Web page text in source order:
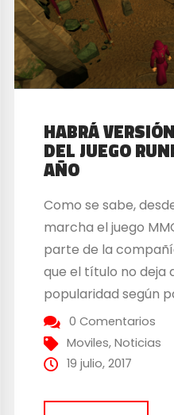
HABRÁ
DEL JUEGO
AÑO
Como se sabe,
marcha el juego
parte de la
que el título no deja
popularidad según
es así que se va a
móviles del juego
anunciado...
0 Comentarios
Moviles,Noticias
19 julio, 2017